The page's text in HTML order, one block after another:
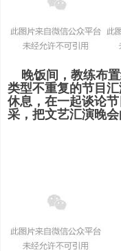
晚饭间，教练布置
类型不重复的节目
休息，在一起谈论
采，把文艺汇演晚会